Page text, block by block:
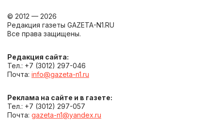
© 2012 — 2026
Редакция газеты GAZETA-N1.RU
Все права защищены.
Редакция сайта:
Тел.: +7 (3012) 297-046
Почта: info@gazeta-n1.ru
Реклама на сайте и в газете:
Тел.: +7 (3012) 297-057
Почта: gazeta-n1@yandex.ru